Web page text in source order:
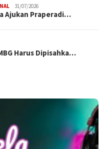
31/07/2026
Ajukan Praperadi…
Harus Dipisahka…